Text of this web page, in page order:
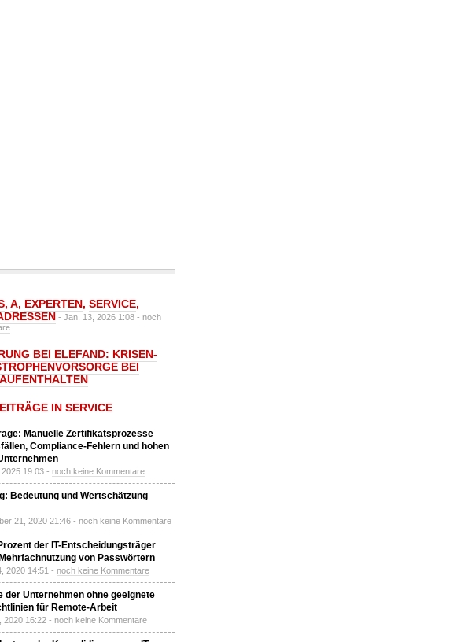
, A, EXPERTEN, SERVICE,
- Jan. 13, 2026 1:08 - noch
BEI ELEFAND: KRISEN-
BEI
IN SERVICE
Manuelle Zertifikatsprozesse
Compliance-Fehlern und hohen
19:03 - noch keine Kommentare
Bedeutung und Wertschätzung
21, 2020 21:46 - noch keine Kommentare
der IT-Entscheidungsträger
von Passwörtern
2020 14:51 - noch keine Kommentare
der Unternehmen ohne geeignete
für Remote-Arbeit
2020 16:22 - noch keine Kommentare